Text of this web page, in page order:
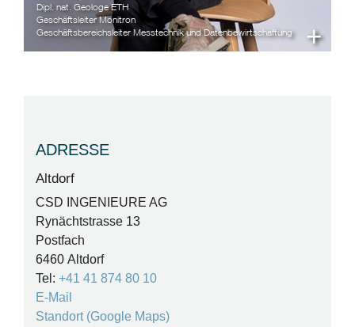
+
Dipl. nat. Geologe ETH
Geschäftsleiter Monitron
Geschäftsbereichsleiter Messtechnik und Datenbewirtschaftung
ADRESSE
Altdorf
CSD INGENIEURE AG
Rynächtstrasse 13
Postfach
6460 Altdorf
Tel: +41 41 874 80 10
E-Mail
Standort (Google Maps)